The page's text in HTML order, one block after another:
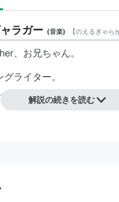
ラガー (音楽) 【のえるぎゃら
、お兄ちゃん。
ライター。
ュ・ロックバンド、オア
。
解説の続きを読む